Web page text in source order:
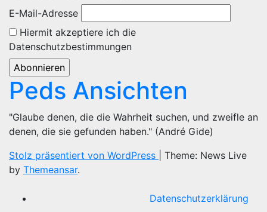
E-Mail-Adresse
Hiermit akzeptiere ich die
Datenschutzbestimmungen
Peds Ansichten
"Glaube denen, die die Wahrheit suchen, und zweifle an
denen, die sie gefunden haben." (André Gide)
Stolz präsentiert von WordPress
Theme: News Live
by Themeansar.
Datenschutzerklärung